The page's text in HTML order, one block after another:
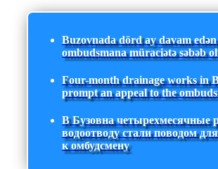
Buzovnada dörd ay davam
ombudsmana müraciətə səbəb
Four-month drainage works in
prompt an appeal to the
В Бузовна четырехмесячные
водоотводу стали поводом
к омбудсмену